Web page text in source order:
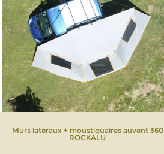
Murs latéraux + moustiquaires auvent 360
ROCKALU